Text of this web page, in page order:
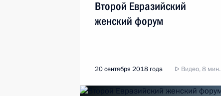
Второй Евразийский
женский форум
20 сентября 2018 года Видео, 8 мин.